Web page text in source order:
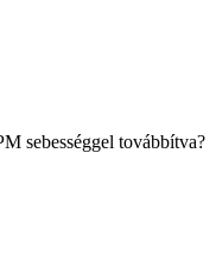
sebességgel továbbítva?